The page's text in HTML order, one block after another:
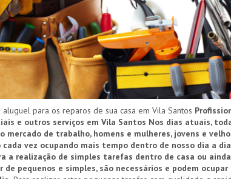
para os reparos de sua casa em Vila Santos
e outros serviços em Vila Santos Nos dias atuais,
de trabalho, homens e mulheres, jovens e
vez ocupando mais tempo dentro de nosso dia a
a realização de simples tarefas dentro de casa ou
pequenos e simples, são necessários e podem ocupar